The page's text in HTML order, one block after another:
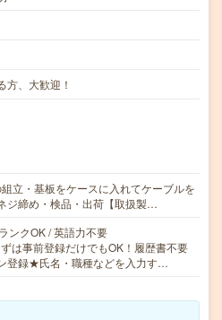
方、大歓迎！
立・基板をケースに入れてケーブルを
ジ締め・検品・出荷【取扱製…
ンクOK / 英語力不要
は事前登録だけでもOK！履歴書不要
登録★氏名・職種などを入力す…